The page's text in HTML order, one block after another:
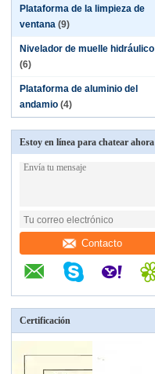
Plataforma de la limpieza de
ventana (9)
Nivelador de muelle hidráulico
(6)
Plataforma de aluminio del
andamio (4)
Estoy en línea para chatear ahora
Contacto
Certificación